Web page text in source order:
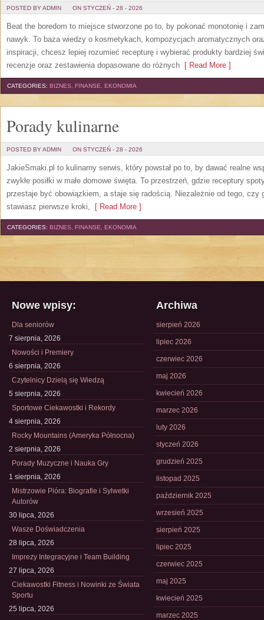
POSTED BY ADMIN ON STYCZEŃ - 28 - 2026
Beat the boredom to miejsce stworzone po to, by pokonać monotonię i
nawyk. To baza wiedzy o kosmetykach, kompozycjach aromatycznych
inspiracji, chcesz lepiej rozumieć recepturę i wybierać produkty bardziej
recenzje oraz zestawienia dopasowane do różnych [ Read More ]
CATEGORIES: BIZNES, FINANSE, EKONOMIA
Porady kulinarne
POSTED BY ADMIN ON STYCZEŃ - 28 - 2026
JakieSmaki.pl to kulinarny serwis, który powstał po to, by dawać realne
zwykłe posiłki w małe domowe święta. To przestrzeń, gdzie receptury
przestaje być obowiązkiem, a staje się radością. Niezależnie od tego, czy
stawiasz pierwsze kroki, [ Read More ]
CATEGORIES: BIZNES, FINANSE, EKONOMIA
Nowe wpisy:
Dla seniorów
7 sierpnia, 2026
Nowości i Premiery
6 sierpnia, 2026
Czytelnicy Dzielą się Wiedzą
5 sierpnia, 2026
Sportowe Ciekawostki i Rekordy
4 sierpnia, 2026
Rocky Mountains (Ameryka Północna)
2 sierpnia, 2026
Porady Muzyczne i Nauka Gry
1 sierpnia, 2026
Mistrzowie Pióra: Biografie i Sylwetki
Autorów
30 lipca, 2026
Wasze Doświadczenia
28 lipca, 2026
Imprezy Integracyjne i Team Building
27 lipca, 2026
Ciekawostki Fitness i Nowinki ze Świata
Sportu
25 lipca, 2026
Archiwa
sierpień 2026
lipiec 2026
czerwiec 2026
maj 2026
kwiecień 2026
marzec 2026
luty 2026
styczeń 2026
grudzień 2025
listopad 2025
październik 2025
wrzesień 2025
sierpień 2025
lipiec 2025
czerwiec 2025
maj 2025
kwiecień 2025
marzec 2025